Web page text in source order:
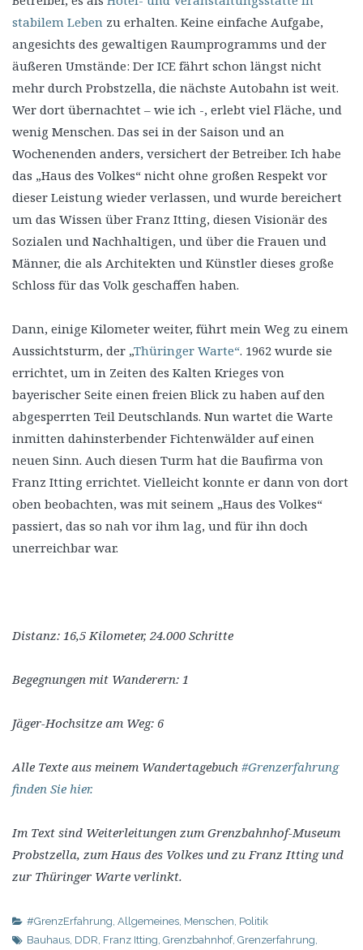
stabilem Leben zu erhalten. Keine einfache Aufgabe,
angesichts des gewaltigen Raumprogramms und der
äußeren Umstände: Der ICE fährt schon längst nicht
mehr durch Probstzella, die nächste Autobahn ist weit.
Wer dort übernachtet – wie ich -, erlebt viel Fläche, und
wenig Menschen. Das sei in der Saison und an
Wochenenden anders, versichert der Betreiber. Ich habe
das „Haus des Volkes“ nicht ohne großen Respekt vor
dieser Leistung wieder verlassen, und wurde bereichert
um das Wissen über Franz Itting, diesen Visionär des
Sozialen und Nachhaltigen, und über die Frauen und
Männer, die als Architekten und Künstler dieses große
Schloss für das Volk geschaffen haben.
Dann, einige Kilometer weiter, führt mein Weg zu einem
Aussichtsturm, der „Thüringer Warte“. 1962 wurde sie
errichtet, um in Zeiten des Kalten Krieges von
bayerischer Seite einen freien Blick zu haben auf den
abgesperrten Teil Deutschlands. Nun wartet die Warte
inmitten dahinsterbender Fichtenwälder auf einen
neuen Sinn. Auch diesen Turm hat die Baufirma von
Franz Itting errichtet. Vielleicht konnte er dann von dort
oben beobachten, was mit seinem „Haus des Volkes“
passiert, das so nah vor ihm lag, und für ihn doch
unerreichbar war.
Distanz: 16,5 Kilometer, 24.000 Schritte
Begegnungen mit Wanderern: 1
Jäger-Hochsitze am Weg: 6
Alle Texte aus meinem Wandertagebuch #Grenzerfahrung
finden Sie hier.
Im Text sind Weiterleitungen zum Grenzbahnhof-Museum
Probstzella, zum Haus des Volkes und zu Franz Itting und
zur Thüringer Warte verlinkt.
#GrenzErfahrung, Allgemeines, Menschen, Politik
Bauhaus, DDR, Franz Itting, Grenzbahnhof, Grenzerfahrung,